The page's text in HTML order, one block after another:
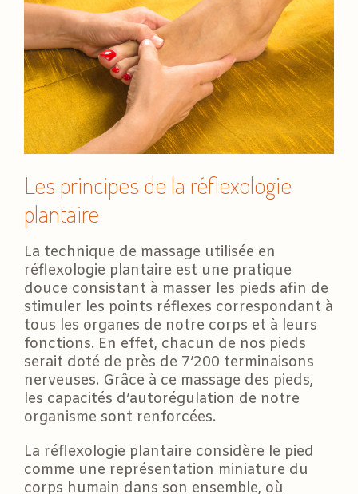
Les principes de la réflexologie
plantaire
La technique de massage utilisée en
réflexologie plantaire est une pratique
douce consistant à masser les pieds afin de
stimuler les points réflexes correspondant à
tous les organes de notre corps et à leurs
fonctions. En effet, chacun de nos pieds
serait doté de près de 7’200 terminaisons
nerveuses. Grâce à ce massage des pieds,
les capacités d’autorégulation de notre
organisme sont renforcées.
La réflexologie plantaire considère le pied
comme une représentation miniature du
corps humain dans son ensemble, où